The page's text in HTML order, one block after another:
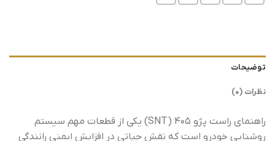
توضیحات
نظرات (0)
راهنمای راست پژو 405 (SNT) یکی از قطعات مهم سیستم
روشنایی خودرو است که نقش حیاتی در افزایش ایمنی رانندگی